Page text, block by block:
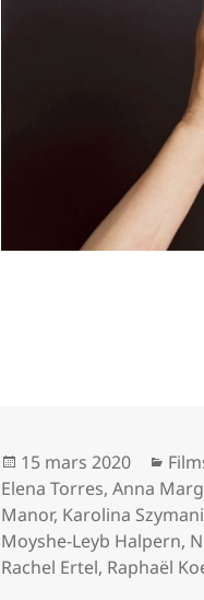
Publié
le
15 mars 2020
Elena Torres,Anna
Manor, Karolina
Moyshe-Leyb Halpern,
Rachel Ertel, Raphaël